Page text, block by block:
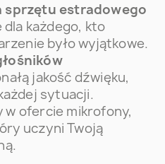
sprzętu estradowego
każdego, kto
było wyjątkowe.
jakość dźwięku,
sytuacji.
w ofercie mikrofony,
uczyni Twoją